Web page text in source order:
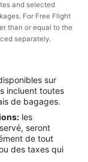
and selected
For Free Flight
than or equal to the
separately.
sur
incluent toutes
de bagages.
les
seront
de tout
des taxes qui